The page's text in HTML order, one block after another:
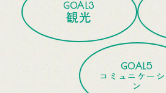
GOAL3
観光
GOAL5
コミュニケーシ
ン